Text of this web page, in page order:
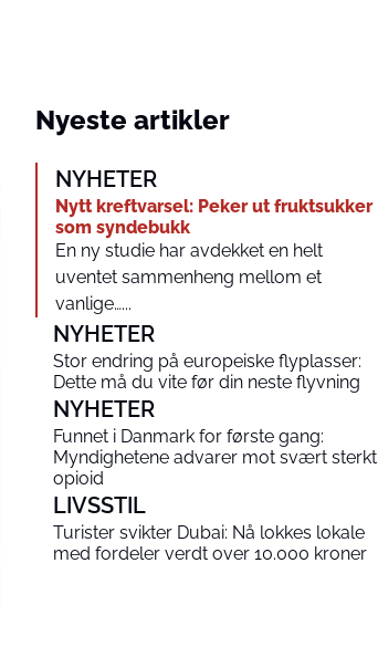
Nyeste artikler
NYHETER
Nytt kreftvarsel: Peker ut fruktsukker
som syndebukk
En ny studie har avdekket en helt
uventet sammenheng mellom et
vanlige…...
NYHETER
Stor endring på europeiske flyplasser:
Dette må du vite før din neste flyvning
NYHETER
Funnet i Danmark for første gang:
Myndighetene advarer mot svært sterkt
opioid
LIVSSTIL
Turister svikter Dubai: Nå lokkes lokale
med fordeler verdt over 10.000 kroner